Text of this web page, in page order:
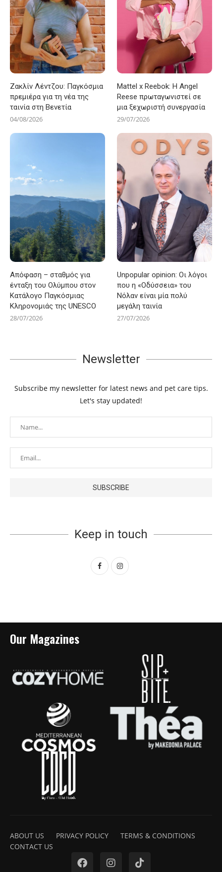
Ζακλίν Λέντζου: Παγκόσμια
πρεμιέρα για τη νέα της
ταινία στη Βενετία
04/08/2026
Mattel x Reebok: Η Angel
Reese πρωταγωνιστεί σε
μια ξεχωριστή συνεργασία
29/07/2026
Απόφαση – σταθμός για
ένταξη του Ολύμπου στον
Κατάλογο Παγκόσμιας
Κληρονομιάς της UNESCO
28/07/2026
Unpopular opinion: Οι λόγοι
που η «Οδύσσεια» του
Νόλαν είναι μία πολύ
μεγάλη ταινία
27/07/2026
Newsletter
Subscribe my newsletter for latest news and pet care tips.
Let's stay updated!
Keep in touch
Our Magazines
ABOUT US PRIVACY POLICY
TERMS & CONDITIONS
CONTACT US